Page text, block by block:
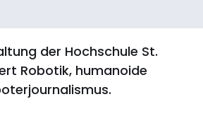
der Hochschule St.
Robotik, humanoide